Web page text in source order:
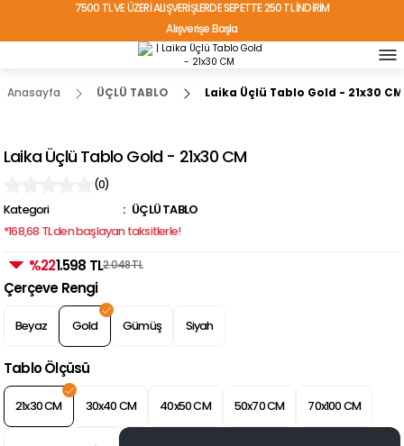
7500 TL VE ÜZERİ ALIŞVERİŞLERDE SEPETTE 250 TL İNDİRİM
Alışverişe Başla
TÜRKİYE'NİN HER YERİNE ÜCRETSİZ KARGO!
Anasayfa ÜÇLÜ TABLO Laika Üçlü Tablo Gold - 21x30 CM
Laika Üçlü Tablo Gold - 21x30 CM
(0)
Kategori
ÜÇLÜ TABLO
*168,68 TL den başlayan taksitlerle!
%221.598 TL2.048 TL
Çerçeve Rengi
Beyaz Gold Gümüş Siyah
Tablo Ölçüsü
21x30 CM 30x40 CM 40x50 CM 50x70 CM 70x100 CM